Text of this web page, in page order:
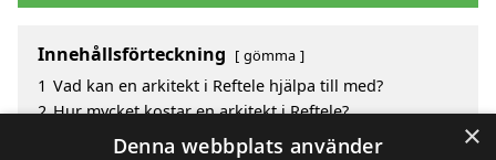
Innehållsförteckning gömma
1 Vad kan en arkitekt i Reftele hjälpa till med?
2 Hur mycket kostar en arkitekt i Reftele?
Fördelar med att välja arkitekt i Reftele
×
Denna webbplats använder